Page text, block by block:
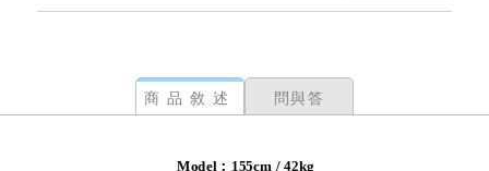
商品敘述 問與答